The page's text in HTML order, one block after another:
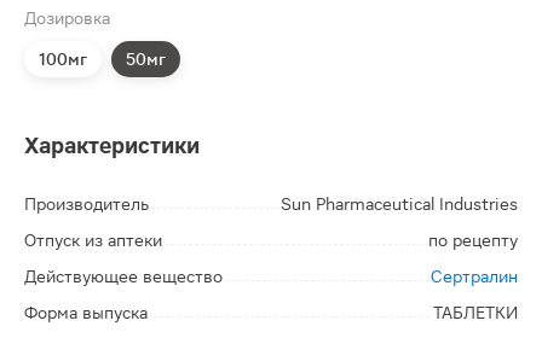
Дозировка
100мг 50мг
Характеристики
Производитель
Sun Pharmaceutical Industries
Отпуск из аптеки
по рецепту
Действующее вещество
Сертралин
Форма выпуска
ТАБЛЕТКИ